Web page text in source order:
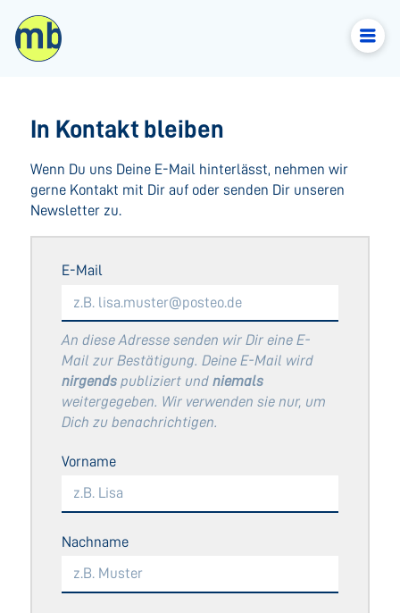
In Kontakt bleiben
Wenn Du uns Deine E-Mail hinterlässt, nehmen wir
gerne Kontakt mit Dir auf oder senden Dir unseren
Newsletter zu.
E-Mail
An diese Adresse senden wir Dir eine E-
Mail zur Bestätigung. Deine E-Mail wird
nirgends publiziert undniemals
weitergegeben. Wir verwenden sie nur, um
Dich zu benachrichtigen.
Vorname
Nachname